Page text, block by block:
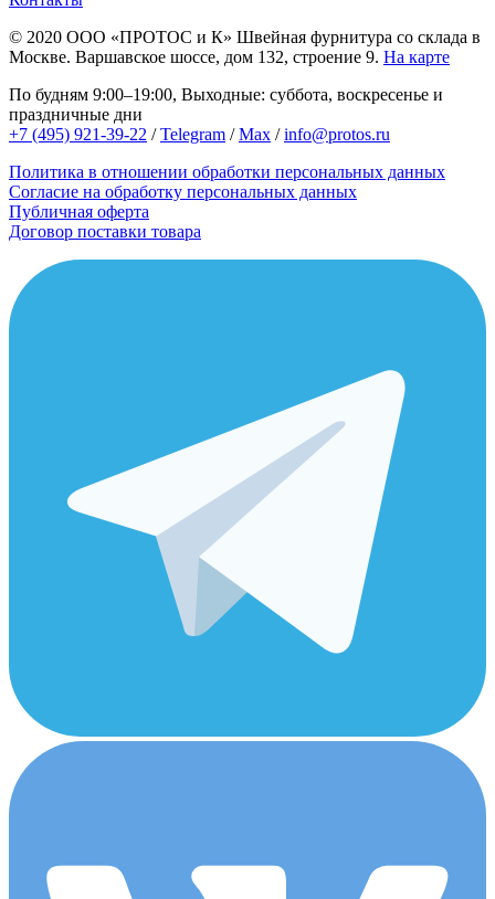
© 2020 ООО «ПРОТОС и К» Швейная фурнитура со склада в
Москве. Варшавское шоссе, дом 132, строение 9. На карте
По будням 9:00–19:00, Выходные: суббота, воскресенье и
праздничные дни
+7 (495) 921-39-22 /Telegram /Max /info@protos.ru
Политика в отношении обработки персональных данных
Согласие на обработку персональных данных
Публичная оферта
Договор поставки товара